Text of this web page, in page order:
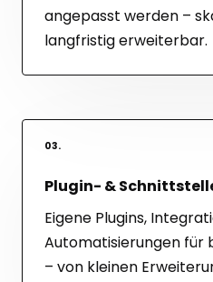
angepasst werden –
langfristig erweiterbar.
03.
Plugin- &
Eigene Plugins,
Automatisierungen für
– von kleinen